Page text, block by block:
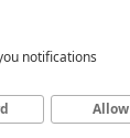
notifications
Allow